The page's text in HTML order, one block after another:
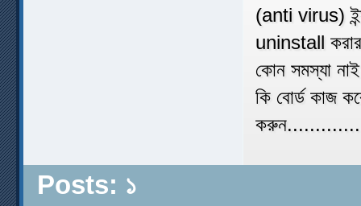
(anti virus)
uninstall করার
কোন সমস্যা
কি বোর্ড কাজ
Posts: ১